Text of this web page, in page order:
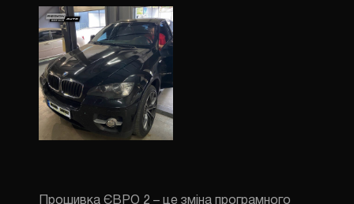
Прошивка ЄВРО 2 – це зміна програмного